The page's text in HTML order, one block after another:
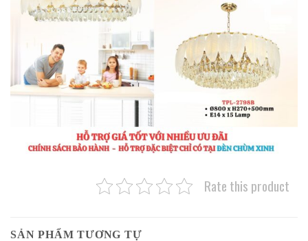
Rate this product
SẢN PHẨM TƯƠNG TỰ